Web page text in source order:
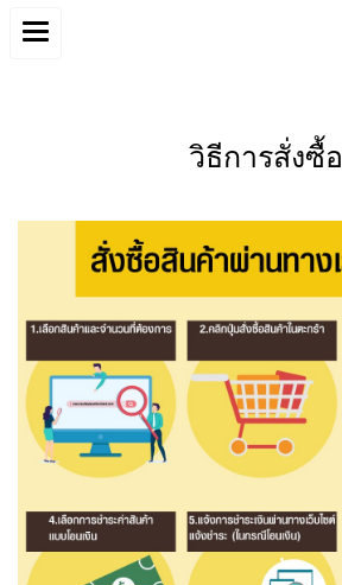
วิธีการสั่งซื้อ